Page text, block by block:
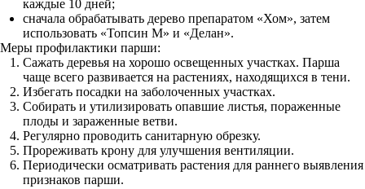
каждые 10 дней;
сначала обрабатывать дерево препаратом «Хом», затем
использовать «Топсин М» и «Делан».
Меры профилактики парши:
Сажать деревья на хорошо освещенных участках. Парша
чаще всего развивается на растениях, находящихся в тени.
Избегать посадки на заболоченных участках.
Собирать и утилизировать опавшие листья, пораженные
плоды и зараженные ветви.
Регулярно проводить санитарную обрезку.
Прореживать крону для улучшения вентиляции.
Периодически осматривать растения для раннего выявления
признаков парши.